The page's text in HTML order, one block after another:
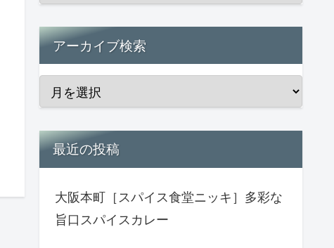
アーカイブ検索
最近の投稿
大阪本町［スパイス食堂ニッキ］多彩な
旨口スパイスカレー